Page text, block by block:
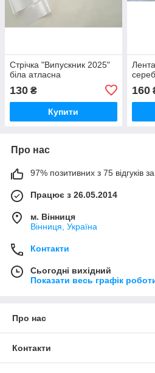
Стрічка "Випускник 2025"
біла атласна
130 ₴
Купити
160
Про нас
97% позитивних з 75 відгуків за
Працює з 26.05.2014
м. Вінниця
Вінниця, Україна
Контакти
Сьогодні вихідний
Показати весь графік
Про нас
Контакти